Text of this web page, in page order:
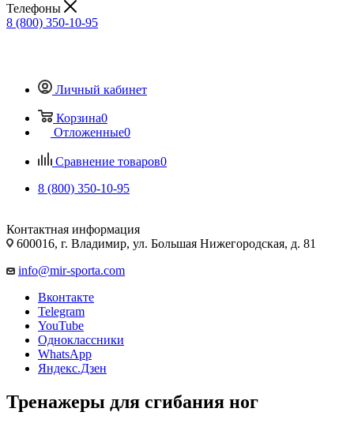
Телефоны
8 (800) 350-10-95
Личный кабинет
Корзина0
Отложенные0
Сравнение товаров0
8 (800) 350-10-95
Контактная информация
600016, г. Владимир, ул. Большая Нижегородская, д. 81
info@mir-sporta.com
Вконтакте
Telegram
YouTube
Одноклассники
WhatsApp
Яндекс.Дзен
Тренажеры для сгибания ног